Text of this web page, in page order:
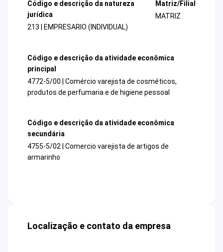
Código e descrição da natureza
jurídica
213 | EMPRESARIO (INDIVIDUAL)
Matriz/Filial
MATRIZ
Código e descrição da atividade econômica
principal
4772-5/00 | Comércio varejista de cosméticos,
produtos de perfumaria e de higiene pessoal
Código e descrição da atividade econômica
secundária
4755-5/02 | Comercio varejista de artigos de
armarinho
Localização e contato da empresa